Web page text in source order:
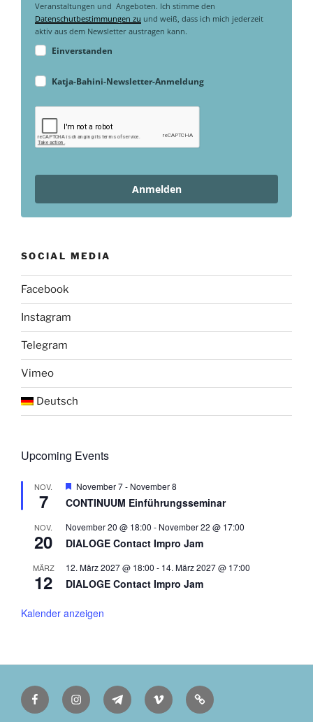
Veranstaltungen und Angeboten. Ich stimme den
Datenschutbestimmungen zu und weiß, dass ich mich jederzeit
aktiv aus dem Newsletter austragen kann.
Einverstanden
Katja-Bahini-Newsletter-Anmeldung
Anmelden
SOCIAL MEDIA
Facebook
Instagram
Telegram
Vimeo
Deutsch
Upcoming Events
NOV.
7
H
e
r
o
r
e
h
o
n
November 7- November 8
CONTINUUM Einführungsseminar
NOV.
20
November 20 @ 18:00 - November 22 @ 17:00
DIALOGE Contact Impro Jam
MÄRZ
12
12. März 2027 @ 18:00 - 14. März 2027 @ 17:00
DIALOGE Contact Impro Jam
Kalender anzeigen
FacebookInstagramTelegramVimeo Deutsch